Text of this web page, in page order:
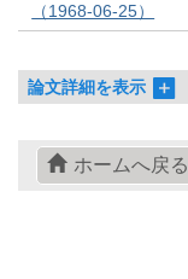
（1968-06-25）
論文詳細を表示
ホームへ戻る